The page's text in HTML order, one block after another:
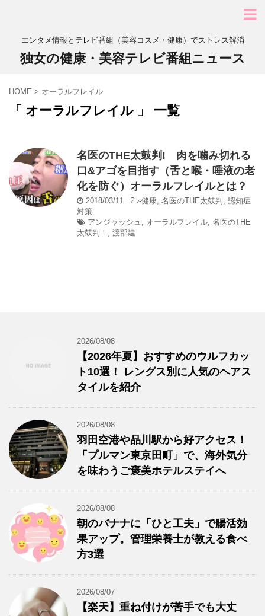
エンタメ情報とテレビ番組（美容コスメ・健康）でストレス解消
独女の健康・美容テレビ番組ニュース
HOME > オーラルフレイル
「 オーラルフレイル 」 一覧
名医のTHE太鼓判! 肉を噛み切れる
口&アゴを目指す（舌と喉・唾液の老
化を防ぐ）オーラルフレイルとは？
2018/03/11 -健康, 名医のTHE太鼓判 , 認知症
対策
アンジャッシュ , オーラルフレイル, 名医のTHE
太鼓判！ , 渡部建
2026/08/08
【2026年夏】おすすめのウルフカッ
ト10選！ レングス別に人気のヘアス
タイルを紹介
2026/08/08
羽田空港や品川駅から好アクセス！
「プルマン東京田町」で、海外気分
を味わうご褒美ホテルステイへ
2026/08/08
朝のバナナに「ひと工夫」で腸活効
果アップ。管理栄養士が教える食べ
方3選
2026/08/07
【楽天】重ね付けが苦手でも大丈